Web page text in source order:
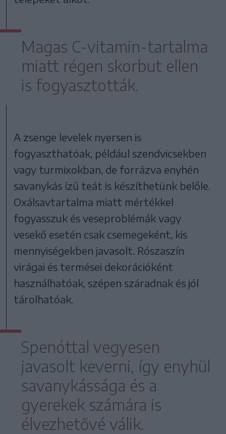
Magas C-vitamin-tartalma
miatt régen skorbut ellen
is fogyasztották.
A zsenge levelek nyersen is
fogyaszthatóak, például szendvicsekben
vagy turmixokban, de forrázva enyhén
savanykás ízű teát is készíthetünk belőle.
Oxálsavtartalma miatt mértékkel
fogyasszuk és veseproblémák vagy
vesekő esetén csak csemegeként, kis
mennyiségekben javasolt. Rószaszín
virágai és termései dekorációként
használhatóak, szépen száradnak és jól
tárolhatóak.
Spenóttal vegyesen
javasolt keverni, így enyhül
savanykássága és a
gyerekek számára is
élvezhetővé válik.